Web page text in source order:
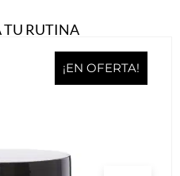
TU RUTINA
¡EN OFERTA!